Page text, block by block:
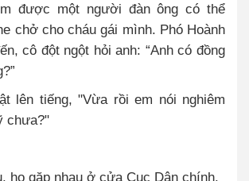
được một người đàn ông có thể
chở cho cháu gái mình. Phó Hoành
cô đột ngột hỏi anh: “Anh có đồng
lên tiếng, "Vừa rồi em nói nghiêm
chưa?"
họ gặp nhau ở cửa Cục Dân chính.